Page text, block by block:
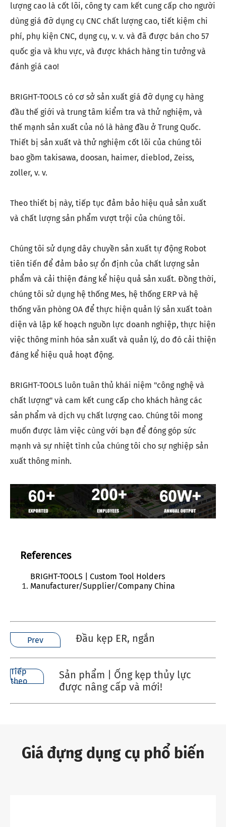
lượng cao là cốt lõi, công ty cam kết cung cấp cho người
dùng giá đỡ dụng cụ CNC chất lượng cao, tiết kiệm chi
phí, phụ kiện CNC, dụng cụ, v. v. và đã được bán cho 57
quốc gia và khu vực, và được khách hàng tin tưởng và
đánh giá cao!
BRIGHT-TOOLS có cơ sở sản xuất giá đỡ dụng cụ hàng
đầu thế giới và trung tâm kiểm tra và thử nghiệm, và
thế mạnh sản xuất của nó là hàng đầu ở Trung Quốc.
Thiết bị sản xuất và thử nghiệm cốt lõi của chúng tôi
bao gồm takisawa, doosan, haimer, dieblod, Zeiss,
zoller, v. v.
Theo thiết bị này, tiếp tục đảm bảo hiệu quả sản xuất
và chất lượng sản phẩm vượt trội của chúng tôi.
Chúng tôi sử dụng dây chuyền sản xuất tự động Robot
tiên tiến để đảm bảo sự ổn định của chất lượng sản
phẩm và cải thiện đáng kể hiệu quả sản xuất. Đồng thời,
chúng tôi sử dụng hệ thống Mes, hệ thống ERP và hệ
thống văn phòng OA để thực hiện quản lý sản xuất toàn
diện và lập kế hoạch nguồn lực doanh nghiệp, thực hiện
việc thông minh hóa sản xuất và quản lý, do đó cải thiện
đáng kể hiệu quả hoạt động.
BRIGHT-TOOLS luôn tuân thủ khái niệm "công nghệ và
chất lượng" và cam kết cung cấp cho khách hàng các
sản phẩm và dịch vụ chất lượng cao. Chúng tôi mong
muốn được làm việc cùng với bạn để đóng góp sức
mạnh và sự nhiệt tình của chúng tôi cho sự nghiệp sản
xuất thông minh.
References
BRIGHT-TOOLS | Custom Tool Holders
Manufacturer/Supplier/Company China
Prev Đầu kẹp ER, ngắn
Tiếp
theo
Sản phẩm | Ống kẹp thủy lực
được nâng cấp và mới!
Giá đựng dụng cụ phổ biến